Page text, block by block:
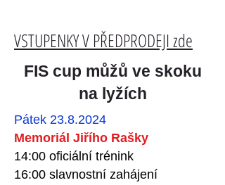
VSTUPENKY V PŘEDPRODEJI zde
FIS cup můžů ve skoku
na lyžích
Pátek 23.8.2024
Memoriál Jiřího Rašky
14:00 oficiální trénink
16:00 slavnostní zahájení